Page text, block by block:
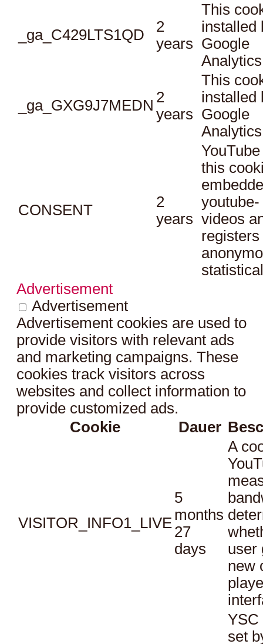
_ga_C429LTS1QD
2
years
This
installed
Google
_ga_GXG9J7MEDN 2
years
This
installed
Google
CONSENT
2
years
this
youtube-
videos
registers
Advertisement
Advertisement
Advertisement cookies are used to
provide visitors with relevant ads
and marketing campaigns. These
cookies track visitors across
websites and collect information to
provide customized ads.
Cookie
Dauer
VISITOR_INFO1_LIVE
5
months
27
days
A
user
new
YSC
set